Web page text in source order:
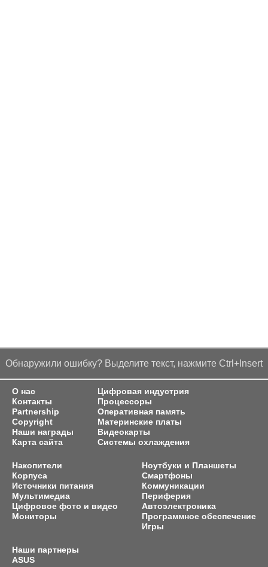
Обнаружили ошибку? Выделите текст, нажмите Ctrl+Insert
О нас
Контакты
Partnership
Copyright
Наши награды
Карта сайта
Цифровая индустрия
Процессоры
Оперативная память
Материнские платы
Видеокарты
Системы охлаждения
Накопители
Корпуса
Источники питания
Мультимедиа
Цифровое фото и видео
Мониторы
Ноутбуки и Планшеты
Смартфоны
Коммуникации
Периферия
Автоэлектроника
Программное обеспечение
Игры
Наши партнеры
ASUS